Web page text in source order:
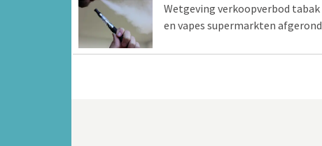
Wetgeving verkoopverbod tabak
en vapes supermarkten afgerond